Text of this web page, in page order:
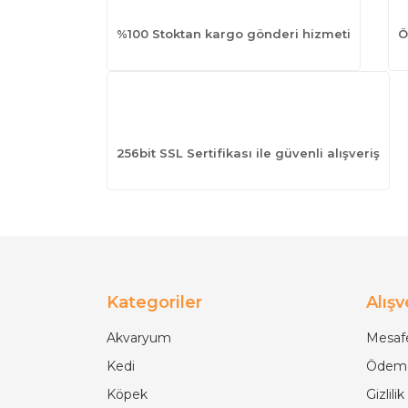
%100 Stoktan kargo gönderi hizmeti
256bit SSL Sertifikası ile güvenli alışveriş
Kategoriler
Akvaryum
Kedi
Köpek